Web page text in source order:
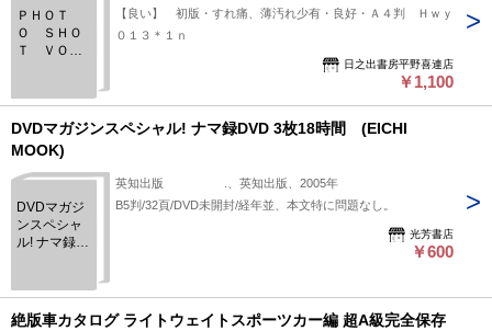
ＰＨＯＴ
Ｏ ＳＨＯ
Ｔ ＶＯ
【良い】 初版・すれ痛、薄汚れ少有・良好・Ａ４判 Ｈｗｙ
０１３＊１ｎ
日之出書房平野喜連店
￥1,100
DVDマガジンスペシャル! ナマ録DVD 3枚18時間 (EICHI
MOOK)
DVDマガジ
ンスペシャ
ル! ナマ録
(EICHI
MOOK)
英知出版 .、英知出版、2005年
B5判/32頁/DVD未開封/経年並、本文特に問題なし。
光芳書店
￥600
絶版車カタログ ライトウェイトスポーツカー編 超A級完全保存